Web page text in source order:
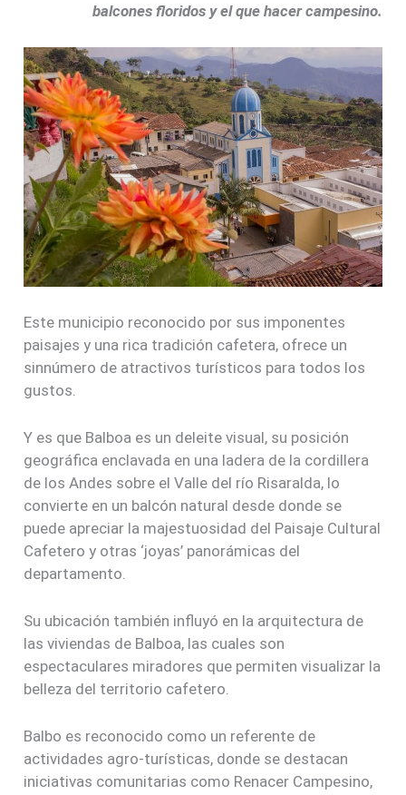
balcones floridos y el que hacer campesino.
Este municipio reconocido por sus imponentes
paisajes y una rica tradición cafetera, ofrece un
sinnúmero de atractivos turísticos para todos los
gustos.
Y es que Balboa es un deleite visual, su posición
geográfica enclavada en una ladera de la cordillera
de los Andes sobre el Valle del río Risaralda, lo
convierte en un balcón natural desde donde se
puede apreciar la majestuosidad del Paisaje Cultural
Cafetero y otras ‘joyas’ panorámicas del
departamento.
Su ubicación también influyó en la arquitectura de
las viviendas de Balboa, las cuales son
espectaculares miradores que permiten visualizar la
belleza del territorio cafetero.
Balbo es reconocido como un referente de
actividades agro-turísticas, donde se destacan
iniciativas comunitarias como Renacer Campesino,